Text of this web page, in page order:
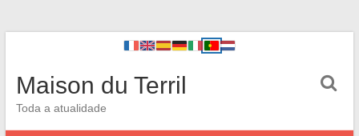
Maison du Terril
Toda a atualidade